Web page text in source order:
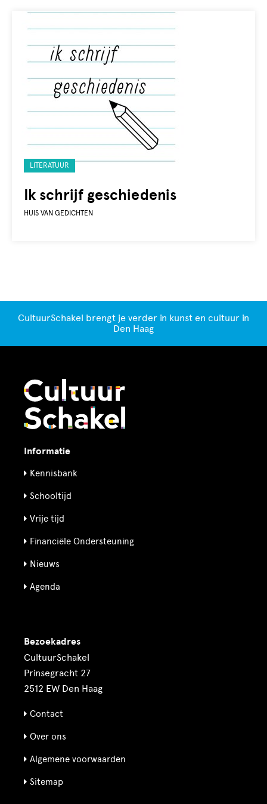
Ik schrijf geschiedenis
Gelabeld
met:
LITERATUUR
HUIS VAN GEDICHTEN
CultuurSchakel brengt je verder in kunst en cultuur in
Den Haag
Informatie
Kennisbank
Schooltijd
Vrije tijd
Financiële Ondersteuning
Nieuws
Agenda
Bezoekadres
CultuurSchakel
Prinsegracht 27
2512 EW Den Haag
Contact
Over ons
Algemene voorwaarden
Sitemap